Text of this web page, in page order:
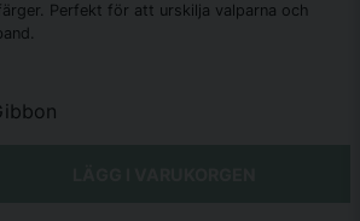
Perfekt för att urskilja valparna och